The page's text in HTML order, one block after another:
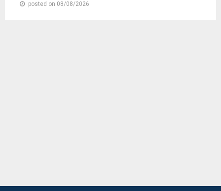
posted on 08/08/2026